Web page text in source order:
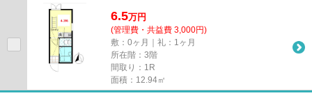
6.5万円
(管理費・共益費 3,000円)
敷：0ヶ月｜礼：1ヶ月
所在階：3階
間取り：1R
面積：12.94㎡